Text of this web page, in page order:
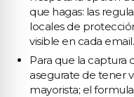
que hagas: las
locales de
visible en cada email.
Para que la captura
asegurate de tener
mayorista; el